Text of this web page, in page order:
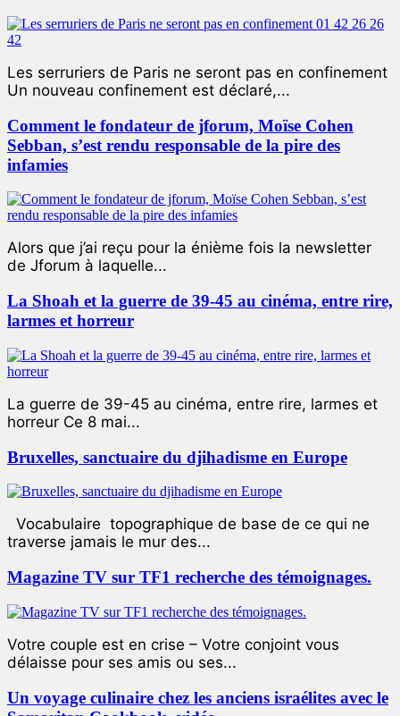
Les serruriers de Paris ne seront pas en confinement
Un nouveau confinement est déclaré,...
Comment le fondateur de jforum, Moïse Cohen
Sebban, s’est rendu responsable de la pire des
infamies
Alors que j’ai reçu pour la énième fois la newsletter
de Jforum à laquelle...
La Shoah et la guerre de 39-45 au cinéma, entre rire,
larmes et horreur
La guerre de 39-45 au cinéma, entre rire, larmes et
horreur Ce 8 mai...
Bruxelles, sanctuaire du djihadisme en Europe
Vocabulaire topographique de base de ce qui ne
traverse jamais le mur des...
Magazine TV sur TF1 recherche des témoignages.
Votre couple est en crise – Votre conjoint vous
délaisse pour ses amis ou ses...
Un voyage culinaire chez les anciens israélites avec le